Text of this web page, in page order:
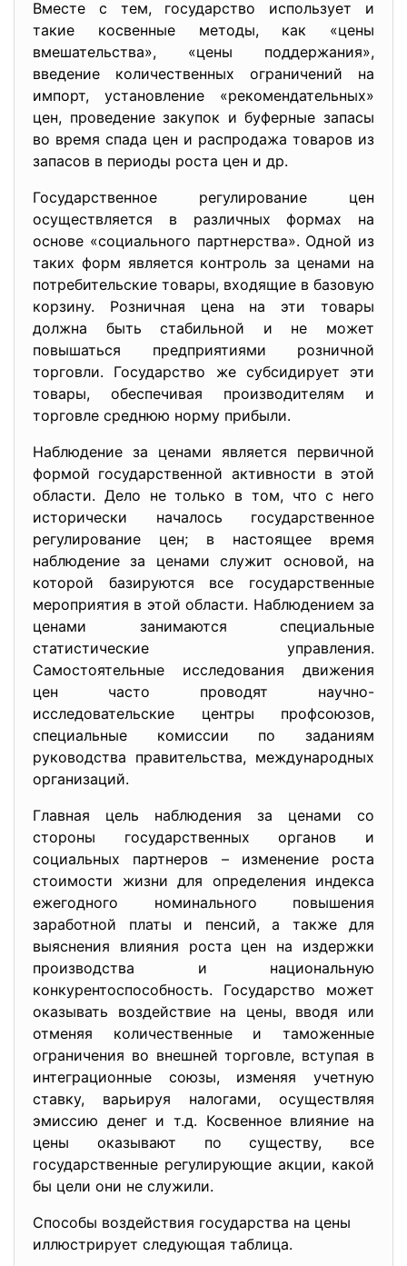
Вместе с тем, государство использует и
такие косвенные методы, как «цены
вмешательства», «цены поддержания»,
введение количественных ограничений на
импорт, установление «рекомендательных»
цен, проведение закупок и буферные запасы
во время спада цен и распродажа товаров из
запасов в периоды роста цен и др.
Государственное регулирование цен
осуществляется в различных формах на
основе «социального партнерства». Одной из
таких форм является контроль за ценами на
потребительские товары, входящие в базовую
корзину. Розничная цена на эти товары
должна быть стабильной и не может
повышаться предприятиями розничной
торговли. Государство же субсидирует эти
товары, обеспечивая производителям и
торговле среднюю норму прибыли.
Наблюдение за ценами является первичной
формой государственной активности в этой
области. Дело не только в том, что с него
исторически началось государственное
регулирование цен; в настоящее время
наблюдение за ценами служит основой, на
которой базируются все государственные
мероприятия в этой области. Наблюдением за
ценами занимаются специальные
статистические управления.
Самостоятельные исследования движения
цен часто проводят научно-
исследовательские центры профсоюзов,
специальные комиссии по заданиям
руководства правительства, международных
организаций.
Главная цель наблюдения за ценами со
стороны государственных органов и
социальных партнеров – изменение роста
стоимости жизни для определения индекса
ежегодного номинального повышения
заработной платы и пенсий, а также для
выяснения влияния роста цен на издержки
производства и национальную
конкурентоспособность. Государство может
оказывать воздействие на цены, вводя или
отменяя количественные и таможенные
ограничения во внешней торговле, вступая в
интеграционные союзы, изменяя учетную
ставку, варьируя налогами, осуществляя
эмиссию денег и т.д. Косвенное влияние на
цены оказывают по существу, все
государственные регулирующие акции, какой
бы цели они не служили.
Способы воздействия государства на цены
иллюстрирует следующая таблица.